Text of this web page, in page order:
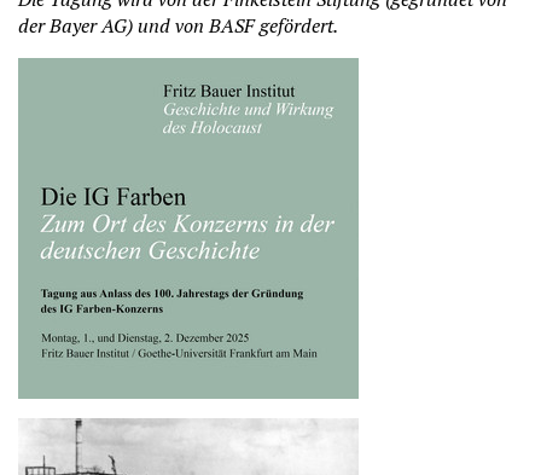
der Bayer AG) und von BASF gefördert.